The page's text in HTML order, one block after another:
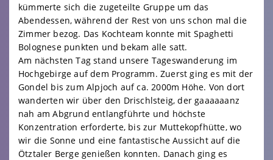
kümmerte sich die zugeteilte Gruppe um das
Abendessen, während der Rest von uns schon mal die
Zimmer bezog. Das Kochteam konnte mit Spaghetti
Bolognese punkten und bekam alle satt.
Am nächsten Tag stand unsere Tageswanderung im
Hochgebirge auf dem Programm. Zuerst ging es mit der
Gondel bis zum Alpjoch auf ca. 2000m Höhe. Von dort
wanderten wir über den Drischlsteig, der gaaaaaanz
nah am Abgrund entlangführte und höchste
Konzentration erforderte, bis zur Muttekopfhütte, wo
wir die Sonne und eine fantastische Aussicht auf die
Ötztaler Berge genießen konnten. Danach ging es